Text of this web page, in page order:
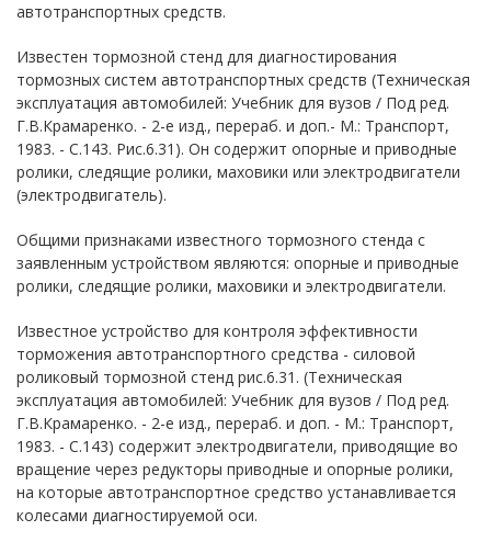
автотранспортных средств.
Известен тормозной стенд для диагностирования
тормозных систем автотранспортных средств (Техническая
эксплуатация автомобилей: Учебник для вузов / Под ред.
Г.В.Крамаренко. - 2-е изд., перераб. и доп.- М.: Транспорт,
1983. - С.143. Рис.6.31). Он содержит опорные и приводные
ролики, следящие ролики, маховики или электродвигатели
(электродвигатель).
Общими признаками известного тормозного стенда с
заявленным устройством являются: опорные и приводные
ролики, следящие ролики, маховики и электродвигатели.
Известное устройство для контроля эффективности
торможения автотранспортного средства - силовой
роликовый тормозной стенд рис.6.31. (Техническая
эксплуатация автомобилей: Учебник для вузов / Под ред.
Г.В.Крамаренко. - 2-е изд., перераб. и доп. - М.: Транспорт,
1983. - С.143) содержит электродвигатели, приводящие во
вращение через редукторы приводные и опорные ролики,
на которые автотранспортное средство устанавливается
колесами диагностируемой оси.